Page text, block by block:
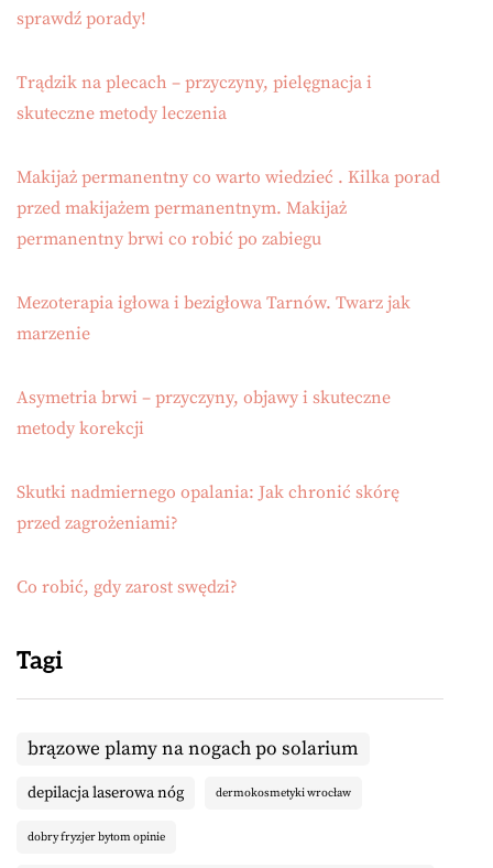
sprawdź porady!
Trądzik na plecach – przyczyny, pielęgnacja i
skuteczne metody leczenia
Makijaż permanentny co warto wiedzieć . Kilka porad
przed makijażem permanentnym. Makijaż
permanentny brwi co robić po zabiegu
Mezoterapia igłowa i bezigłowa Tarnów. Twarz jak
marzenie
Asymetria brwi – przyczyny, objawy i skuteczne
metody korekcji
Skutki nadmiernego opalania: Jak chronić skórę
przed zagrożeniami?
Co robić, gdy zarost swędzi?
Tagi
brązowe plamy na nogach po solarium
depilacja laserowa nóg dermokosmetyki wrocław
dobry fryzjer bytom opinie